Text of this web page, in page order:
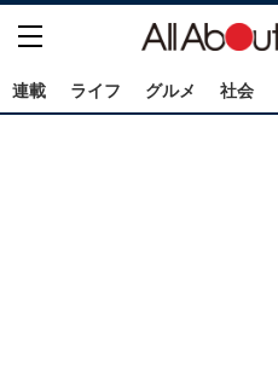
連載 ライフ グルメ 社会